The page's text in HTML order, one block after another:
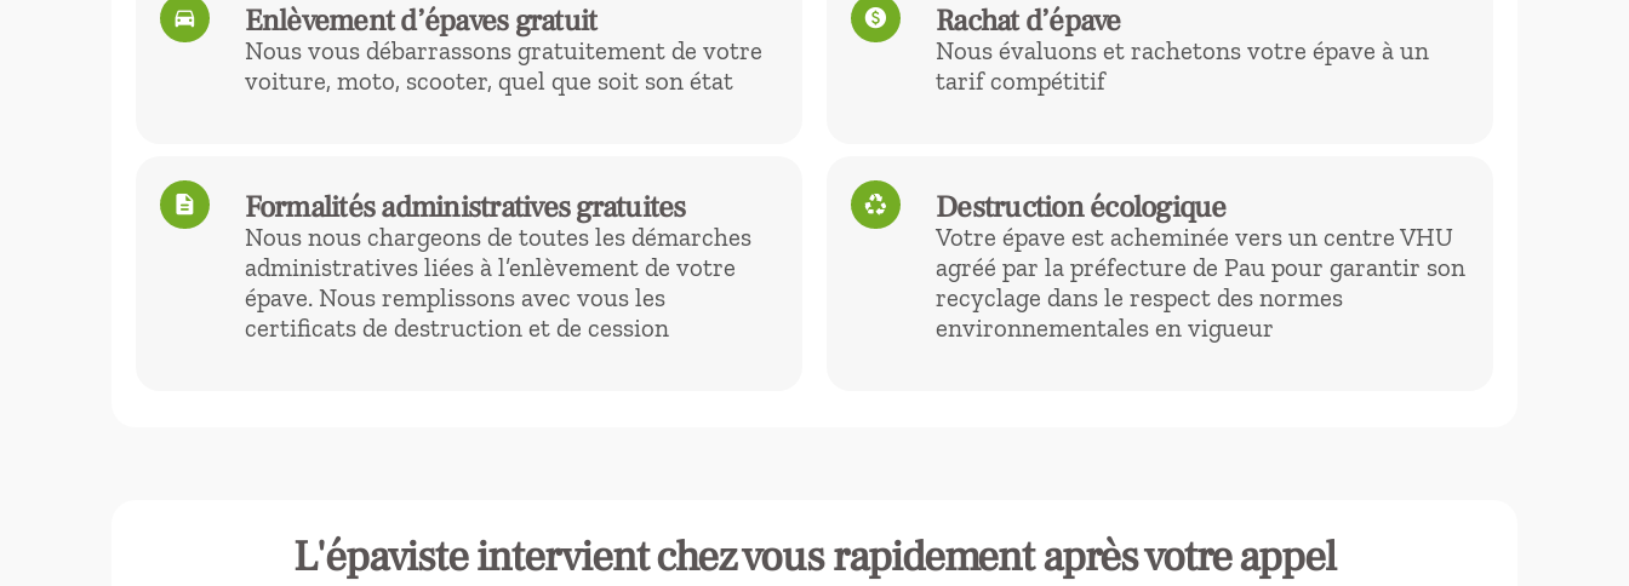
directions_car Enlèvement d’épaves gratuit
Nous vous débarrassons gratuitement de votre
voiture, moto, scooter, quel que soit son état
description Formalités administratives gratuites
Nous nous chargeons de toutes les démarches
administratives liées à l’enlèvement de votre
épave. Nous remplissons avec vous les
certificats de destruction et de cession
paid Rachat d’épave
Nous évaluons et rachetons votre épave à un
tarif compétitif
recycling Destruction écologique
Votre épave est acheminée vers un centre VHU
agréé par la préfecture de Pau pour garantir son
recyclage dans le respect des normes
environnementales en vigueur
L'épaviste intervient chez vous rapidement après votre appel